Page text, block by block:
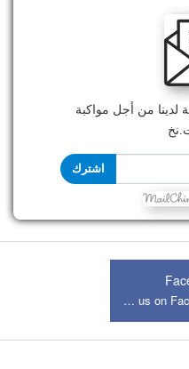
لدينا من أجل مواكبة
اشترك
Join us on Facebook